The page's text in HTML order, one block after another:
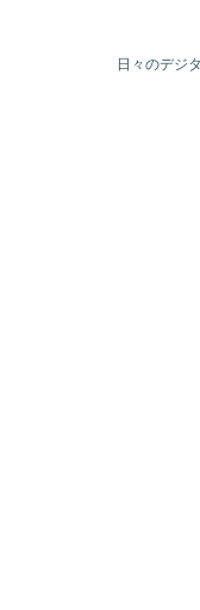
日々のデジ